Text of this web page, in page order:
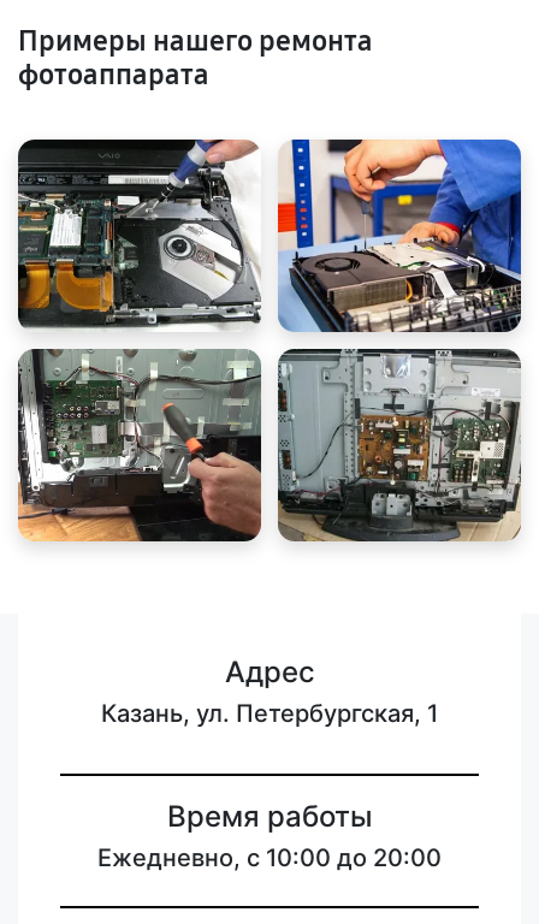
Примеры нашего ремонта
фотоаппарата
Адрес
Казань, ул. Петербургская, 1
Время работы
Ежедневно, с 10:00 до 20:00